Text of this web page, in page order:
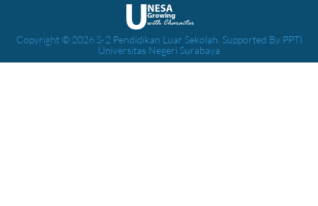
Copyright © 2026 S-2 Pendidikan Luar Sekolah. Supported By PPTI
Universitas Negeri Surabaya